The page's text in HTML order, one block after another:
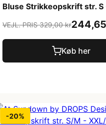
Bluse Strikkeopskrift str. S
VEJL. PRIS 329,00 kr
Køb her
-20%